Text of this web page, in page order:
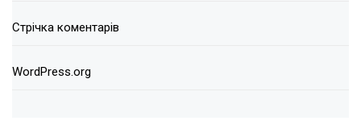
Стрічка коментарів
WordPress.org